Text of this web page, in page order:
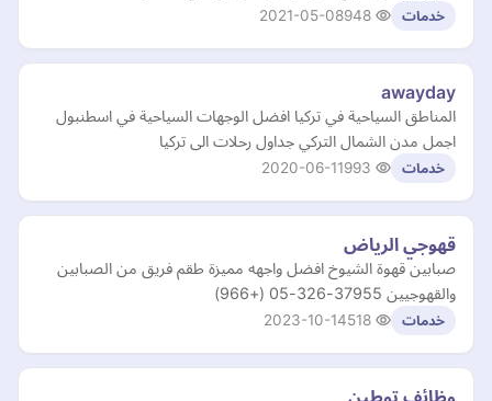
خدمات 2021-05-08
awayday
المناطق السياحية في تركيا افضل الوجهات السياحية في اسطنبول
اجمل مدن الشمال التركي جداول رحلات الى تركيا
خدمات 2020-06-11
قهوجي الرياض
صبابين قهوة الشيوخ افضل واجهه مميزة طقم فريق من الصبابين
والقهوجيين 37955-326-05 (+966)
خدمات 2023-10-14